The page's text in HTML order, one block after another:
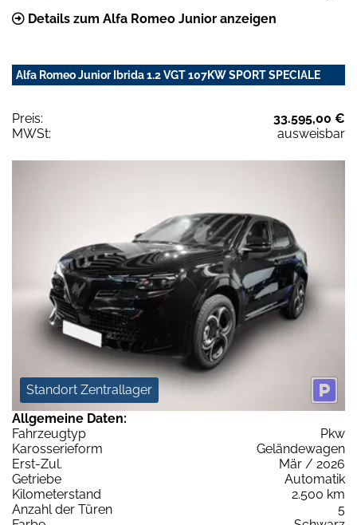
Details zum Alfa Romeo Junior anzeigen
Alfa Romeo Junior Ibrida 1.2 VGT 107KW SPORT SPECIALE
Preis:
33.595,00 €
MWSt:
ausweisbar
Standort Zentrallager
Allgemeine Daten:
Fahrzeugtyp
Pkw
Karosserieform
Geländewagen
Erst-Zul.
Mär / 2026
Getriebe
Automatik
Kilometerstand
2.500 km
Anzahl der Türen
5